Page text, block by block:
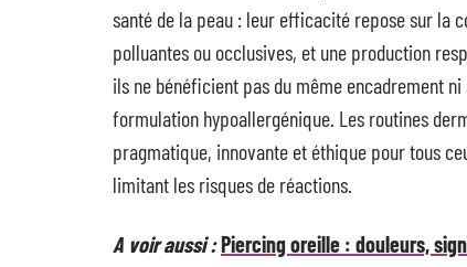
santé de la peau : leur efficacité repose sur la
polluantes ou occlusives, et une production
ils ne bénéficient pas du même encadrement
formulation hypoallergénique. Les routines
pragmatique, innovante et éthique pour tous
limitant les risques de réactions.
A voir aussi :Piercing oreille : douleurs,